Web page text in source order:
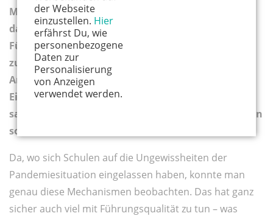
der Webseite
einzustellen. Hier
erfährst Du, wie
personenbezogene
Daten zur
Personalisierung
von Anzeigen
verwendet werden.
Methoden vorangetrieben. Die zeichnen sich
dadurch aus, dass Planungs- und
Führungsintensität zurückgefahren werden
zugunsten schneller Umsetzung, hoher
Anpassungsfähigkeit und großer
Eigenverantwortlichkeit. Man probiert aus,
sammelt Erfahrungen und bessert dann nach. Kann
so etwas in Schulen funktionieren?
Da, wo sich Schulen auf die Ungewissheiten der
Pandemiesituation eingelassen haben, konnte man
genau diese Mechanismen beobachten. Das hat ganz
sicher auch viel mit Führungsqualität zu tun – was